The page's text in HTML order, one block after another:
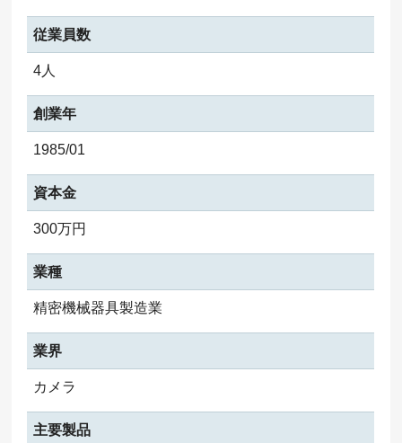
従業員数
4人
創業年
1985/01
資本金
300万円
業種
精密機械器具製造業
業界
カメラ
主要製品